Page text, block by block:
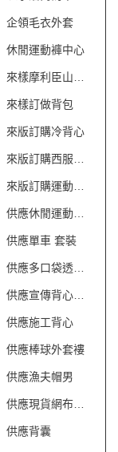
企領毛衣外套
休閒運動褲中心
來樣訂做背包
來版訂購冷背心
供應單車 套裝
供應施工背心
供應棒球外套褸
供應漁夫帽男
供應背囊